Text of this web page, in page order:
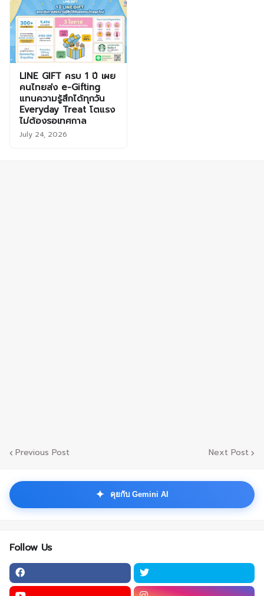
LINE GIFT ครบ 1 ปี เผย
คนไทยส่ง e-Gifting
แทนความรู้สึกได้ทุกวัน
Everyday Treat โตแรง
ไม่ต้องรอเทศกาล
July 24, 2026
Previous Post Next Post
✦ คุยกับ Gemini AI
Follow Us